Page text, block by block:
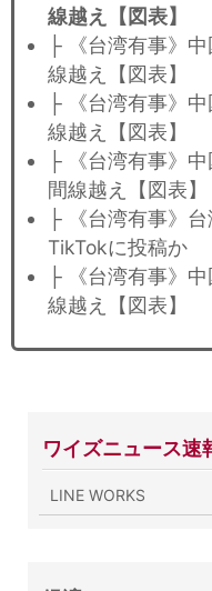
線越え【図表】
├ 《台湾有事》
線越え【図表】
├ 《台湾有事》
線越え【図表】
├ 《台湾有事》
間線越え【図表】
├ 《台湾有事》
TikTokに投稿か
├ 《台湾有事》
線越え【図表】
ワイズニュース速
LINE WORKS